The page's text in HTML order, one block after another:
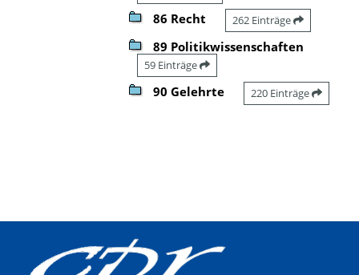
86 Recht 262 Einträge
89 Politikwissenschaften
59 Einträge
90 Gelehrte 220 Einträge